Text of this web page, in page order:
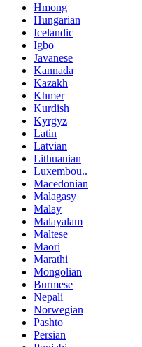
Hmong
Hungarian
Icelandic
Igbo
Javanese
Kannada
Kazakh
Khmer
Kurdish
Kyrgyz
Latin
Latvian
Lithuanian
Luxembou..
Macedonian
Malagasy
Malay
Malayalam
Maltese
Maori
Marathi
Mongolian
Burmese
Nepali
Norwegian
Pashto
Persian